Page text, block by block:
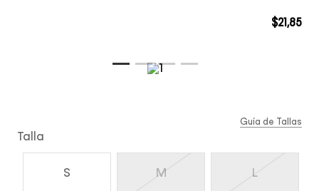
$21 ,85
Talla
S M L
Guía de Tallas